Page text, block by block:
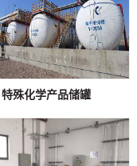
特殊化学产品储罐